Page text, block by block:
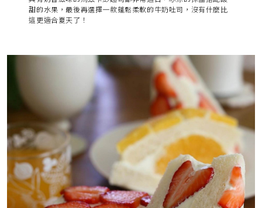
甜的水果，最後再選擇一款蓬鬆柔軟的牛奶吐司，沒有什麼比
這更適合夏天了！